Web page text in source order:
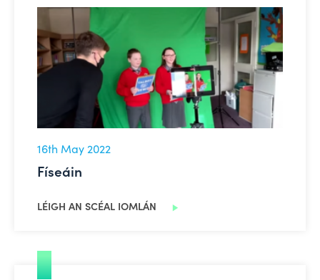
Físeáin
16th May 2022
Físeáin
LÉIGH AN SCÉAL IOMLÁN